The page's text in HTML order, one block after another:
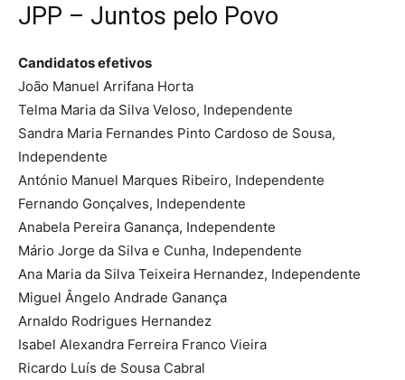
JPP – Juntos pelo Povo
Candidatos efetivos
João Manuel Arrifana Horta
Telma Maria da Silva Veloso, Independente
Sandra Maria Fernandes Pinto Cardoso de Sousa,
Independente
António Manuel Marques Ribeiro, Independente
Fernando Gonçalves, Independente
Anabela Pereira Ganança, Independente
Mário Jorge da Silva e Cunha, Independente
Ana Maria da Silva Teixeira Hernandez, Independente
Miguel Ângelo Andrade Ganança
Arnaldo Rodrigues Hernandez
Isabel Alexandra Ferreira Franco Vieira
Ricardo Luís de Sousa Cabral